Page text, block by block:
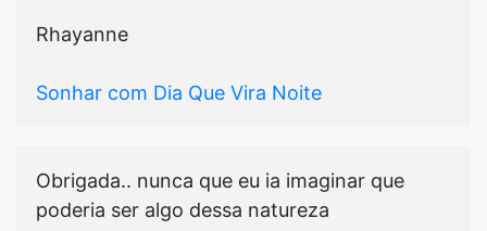
Rhayanne
Sonhar com Dia Que Vira Noite
Obrigada.. nunca que eu ia imaginar que
poderia ser algo dessa natureza